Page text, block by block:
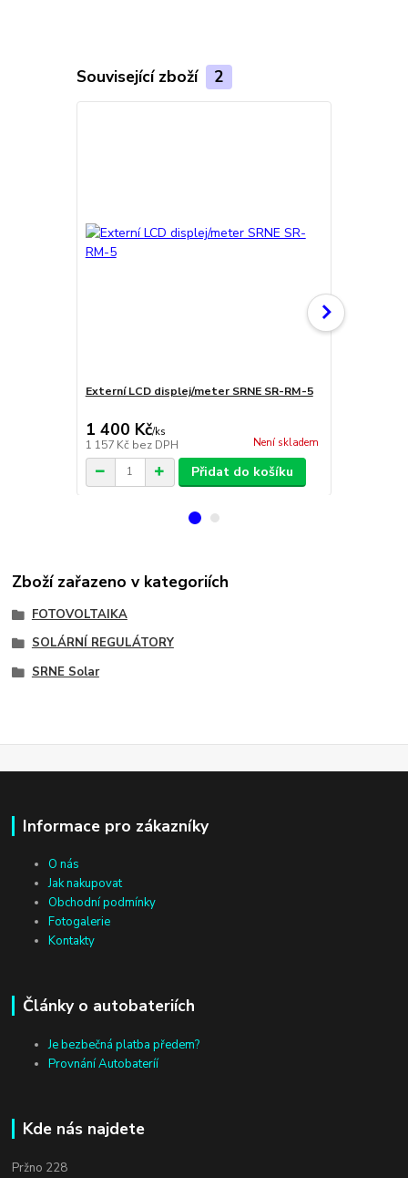
Související zboží 2
Externí LCD displej/meter SRNE SR-RM-5
1 400 Kč/ks
1 157 Kč bez DPH Není skladem
Přidat do košíku
Zboží zařazeno v kategoriích
FOTOVOLTAIKA
SOLÁRNÍ REGULÁTORY
SRNE Solar
Informace pro zákazníky
O nás
Jak nakupovat
Obchodní podmínky
Fotogalerie
Kontakty
Články o autobateriích
Je bezbečná platba předem?
Provnání Autobateríí
Kde nás najdete
Pržno 228